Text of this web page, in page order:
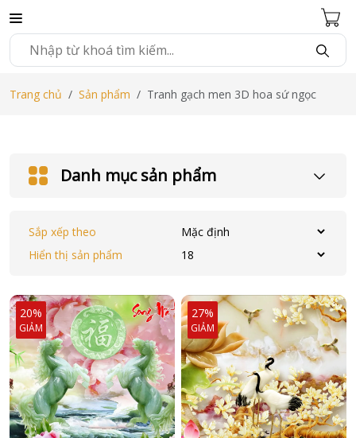
Trang chủ Sản phẩm Tranh gạch men 3D hoa sứ ngọc
Danh mục sản phẩm
Sắp xếp theo
Hiển thị sản phẩm
20%
GIẢM
27%
GIẢM